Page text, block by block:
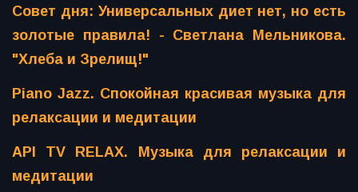
Совет дня: Универсальных диет нет, но есть
золотые правила! - Светлана Мельникова.
"Хлеба и Зрелищ!"
Piano Jazz. Спокойная красивая музыка для
релаксации и медитации
API TV RELAX. Музыка для релаксации и
медитации